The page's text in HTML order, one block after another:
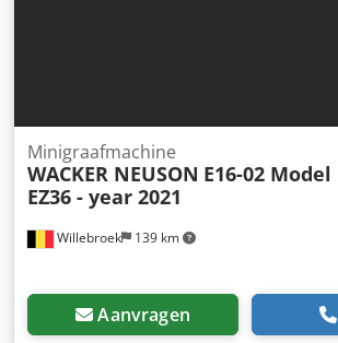
Willebroek 139 km
Minigraafmachine
WACKER NEUSON E16-02 Model
EZ36 - year 2021
Aanvragen